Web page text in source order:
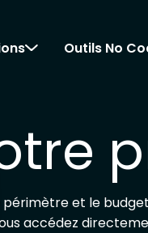
Outils No
périmètre et le
accédez